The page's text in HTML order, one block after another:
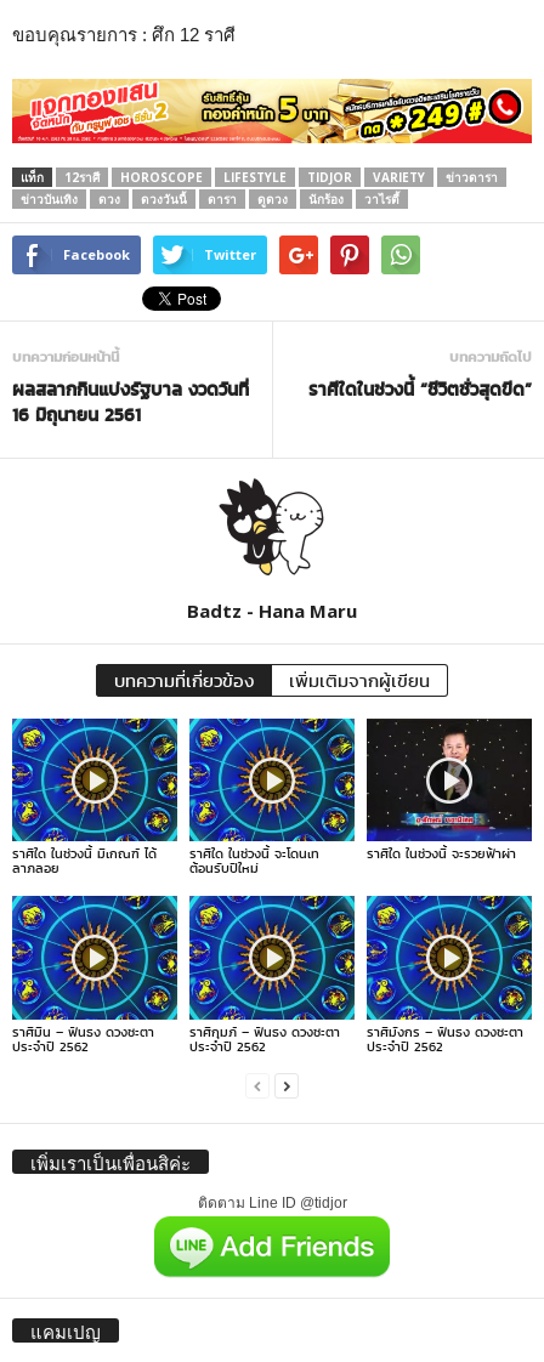
ขอบคุณรายการ : ศึก 12 ราศี
แท็ก 12ราศี HOROSCOPE LIFESTYLE TIDJOR VARIETY
ข่าวดารา
ข่าวบันเทิง
ดวง ดวงวันนี้ ดารา ดูดวง นักร้อง วาไรตี้
Facebook Twitter
บทความก่อนหน้านี้
ผลสลากกินแบ่งรัฐบาล งวดวันที่
16 มิถุนายน 2561
บทความถัดไป
ราศีใดในช่วงนี้ “ชีวิตชั่วสุดขีด”
Badtz - Hana Maru
บทความที่เกี่ยวข้อง เพิ่มเติมจากผู้เขียน
ราศีใด ในช่วงนี้ มีเกณฑ์ ได้
ลาภลอย
ราศีใด ในช่วงนี้ จะโดนเท
ต้อนรับปีใหม่
ราศีใด ในช่วงนี้ จะรวยฟ้าผ่า
ราศีมีน – ฟันธง ดวงชะตา
ประจำปี 2562
ราศีกุมภ์ – ฟันธง ดวงชะตา
ประจำปี 2562
ราศีมังกร – ฟันธง ดวงชะตา
ประจำปี 2562
เพิ่มเราเป็นเพื่อนสิค่ะ
ติดตาม Line ID @tidjor
แคมเปญ